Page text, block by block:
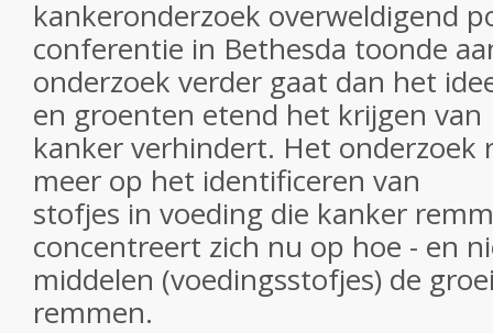
kankeronderzoek overweldigend
conferentie in Bethesda toonde
onderzoek verder gaat dan het
en groenten etend het krijgen van
kanker verhindert. Het onderzoek
meer op het identificeren van
stofjes in voeding die kanker
concentreert zich nu op hoe - en
middelen (voedingsstofjes) de
remmen.